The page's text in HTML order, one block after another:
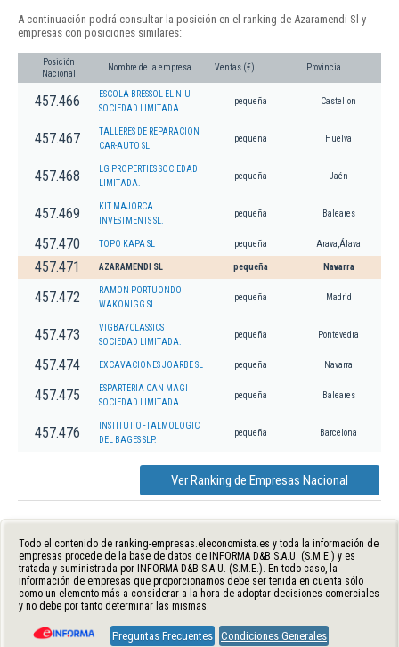
A continuación podrá consultar la posición en el ranking de Azaramendi Sl y
empresas con posiciones similares:
Posición
Nacional
Nombre de la empresa Ventas (€) Provincia
457.466
ESCOLA BRESSOL EL NIU
SOCIEDAD LIMITADA.
pequeña Castellon
457.467
TALLERES DE REPARACION
CAR-AUTO SL
pequeña Huelva
457.468
LG PROPERTIES SOCIEDAD
LIMITADA.
pequeña Jaén
457.469
KIT MAJORCA
INVESTMENTS SL.
pequeña Baleares
457.470 TOPO KAPA SL pequeña Arava,Álava
457.471 AZARAMENDI SL pequeña Navarra
457.472
RAMON PORTUONDO
WAKONIGG SL
pequeña Madrid
457.473
VIGBAYCLASSICS
SOCIEDAD LIMITADA.
pequeña Pontevedra
457.474 EXCAVACIONES JOARBE SL pequeña Navarra
457.475
ESPARTERIA CAN MAGI
SOCIEDAD LIMITADA.
pequeña Baleares
457.476
INSTITUT OFTALMOLOGIC
DEL BAGES SLP.
pequeña Barcelona
Ver Ranking de Empresas Nacional
Todo el contenido de ranking-empresas.eleconomista.es y toda la información de
empresas procede de la base de datos de INFORMA D&B S.A.U. (S.M.E.) y es
tratada y suministrada por INFORMA D&B S.A.U. (S.M.E.). En todo caso, la
información de empresas que proporcionamos debe ser tenida en cuenta sólo
como un elemento más a considerar a la hora de adoptar decisiones comerciales
y no debe por tanto determinar las mismas.
Preguntas Frecuentes Condiciones Generales